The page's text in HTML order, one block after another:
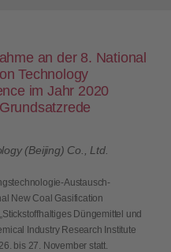
an der 8. National
Technology
im Jahr 2020
(Beijing) Co., Ltd.
Austausch-
New Coal Gasification
Düngemittel und
Industry Research Institute
bis 27. November statt.